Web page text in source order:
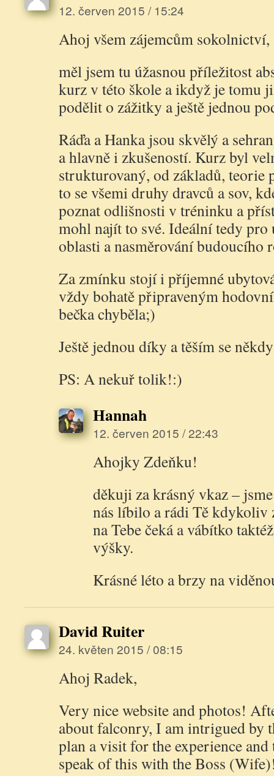
12. červen 2015 / 15:24
Ahoj všem zájemcům sokolnictví,
měl jsem tu úžasnou příležitost
kurz v této škole a ikdyž je tomu
podělit o zážitky a ještě jednou
Ráďa a Hanka jsou skvělý a
a hlavně i zkušeností. Kurz byl
strukturovaný, od základů, teorie
to se všemi druhy dravců a sov,
poznat odlišnosti v tréninku a
mohl najít to své. Ideální tedy
oblasti a nasměrování budoucího
Za zmínku stojí i příjemné
vždy bohatě připraveným
bečka chyběla;)
Ještě jednou díky a těším se
PS: A nekuř tolik!:)
Hannah
12. červen 2015 / 22:43
Ahojky Zdeňku!
děkuji za krásný vkaz –
nás líbilo a rádi Tě kdykoliv
na Tebe čeká a vábítko
výšky.
Krásné léto a brzy na
David Ruiter
24. květen 2015 / 08:15
Ahoj Radek,
Very nice website and photos!
about falconry, I am intrigued by
plan a visit for the experience
speak of this with the Boss